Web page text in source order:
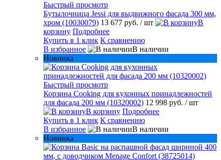
Быстрый просмотр
Бутылочница Jessi для выдвижного фасада 300 мм,
хром (10030079) 13 677 руб. / шт
В
корзину Подробнее
Купить в 1 клик К сравнению
В избранное
В наличии
Новинка
Быстрый просмотр
Корзина Cooking для кухонных принадлежностей
для фасада 200 мм (10320002) 12 998 руб. / шт
В корзину Подробнее
Купить в 1 клик К сравнению
В избранное
В наличии
Новинка